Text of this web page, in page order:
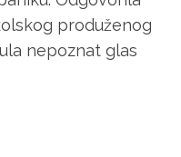
produženog
nepoznat glas